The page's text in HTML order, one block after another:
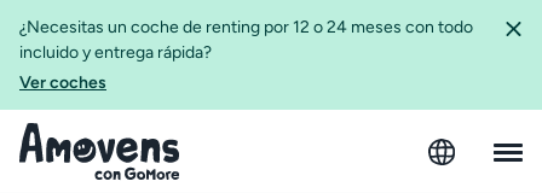
¿Necesitas un coche de renting por 12 o 24 meses con todo
incluido y entrega rápida?
Ver coches